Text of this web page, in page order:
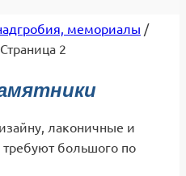
мемориалы /
2
лаконичные и
большого по